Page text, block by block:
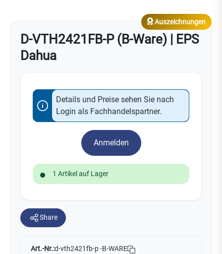
D-VTH2421FB-P (B-Ware) | EPS
Dahua
Auszeichnungen
Details und Preise sehen Sie nach
Login als Fachhandelspartner.
Anmelden
1 Artikel auf Lager
Share
Art.-Nr.:d-vth2421fb-p -B-WARE